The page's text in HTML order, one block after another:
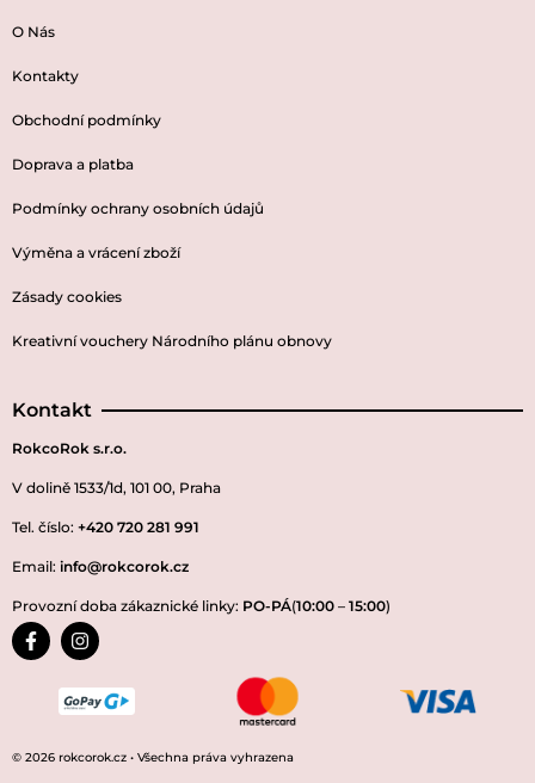
O Nás
Kontakty
Obchodní podmínky
Doprava a platba
Podmínky ochrany osobních údajů
Výměna a vrácení zboží
Zásady cookies
Kreativní vouchery Národního plánu obnovy
Kontakt
RokcoRok s.r.o.
V dolině 1533/1d, 101 00, Praha
Tel. číslo: +420 720 281 991
Email: info@rokcorok.cz
Provozní doba zákaznické linky: PO-PÁ(10:00 – 15:00)
© 2026 rokcorok.cz • Všechna práva vyhrazena